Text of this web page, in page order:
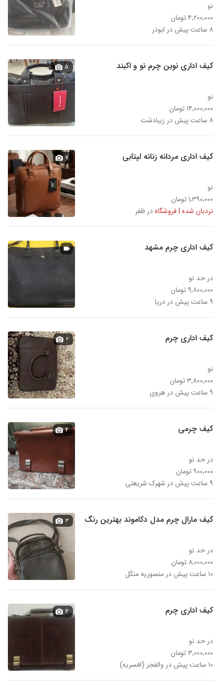
نو
۴,۲۰۰,۰۰۰ تومان
۸ ساعت پیش در ابوذر
کیف اداری نوین چرم نو و‌ اکبند
نو
۱۴,۰۰۰,۰۰۰ تومان
۸ ساعت پیش در زیبادشت
۵
کیف اداری مردانه زنانه لپتابی
نو
۱,۳۹۰,۰۰۰ تومان
نردبان شده | فروشگاهدر ظفر
۷
کیف اداری چرم مشهد
در حد نو
۹,۸۰۰,۰۰۰ تومان
۹ ساعت پیش در دریا
کیف اداری چرم
نو
۳,۸۰۰,۰۰۰ تومان
۹ ساعت پیش در هروی
۲
کیف چرمی
در حد نو
۹۰۰,۰۰۰ تومان
۹ ساعت پیش در شهرک شریعتی
۴
کیف مارال چرم مدل دکاموند بهترین رنگ
در حد نو
۸,۰۰۰,۰۰۰ تومان
۱۰ ساعت پیش در منصوریه منگل
۳
کیف اداری چرم
در حد نو
۳,۰۰۰,۰۰۰ تومان
۱۰ ساعت پیش در والفجر (افسریه)
۴